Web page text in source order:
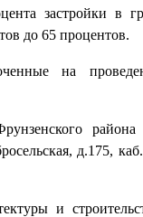
застройки в
до 65 процентов.
на
д.175,
и